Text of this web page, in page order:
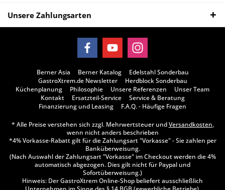
Unsere Zahlungsarten
Berner Asia Berner Katalog
Edelstahl Sonderbau
GastroXtrem.de Newsletter
Herdblock Sonderbau
Küchenplanung
Philosophie Unsere Referenzen
Unser Team
Kontakt
Ersatzteil-Service
Service & Beratung
Finanzierung und Leasing
F.A.Q. - Häufige Fragen
* Alle Preise verstehen sich zzgl. Mehrwertsteuer undVersandkosten,
wenn nicht anders beschrieben
*4% Vorkasse-Rabatt gilt für die Zahlungsart "Vorkasse" - Sie zahlen per
Banküberweisung.
(Nach Auswahl der Zahlungsart "Vorkasse" im Checkout werden die 4%
automatisch abgezogen. Dies gilt nicht für Paypal und
Sofortüberweisung.)
Hinweis: Der GastroXtrem Online-Shop beliefert ausschließlich